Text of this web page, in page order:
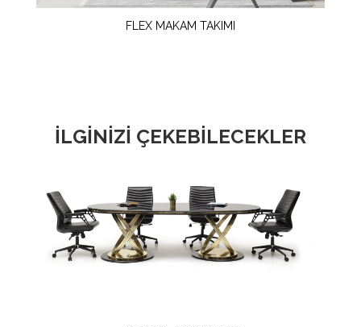
FLEX MAKAM TAKIMI
İLGİNİZİ ÇEKEBİLECEKLER